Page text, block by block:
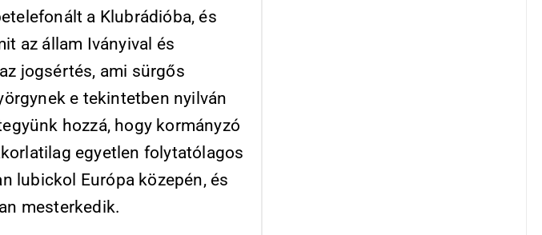
a Klubrádióba, és
az állam Iványival és
jogsértés, ami sürgős
e tekintetben nyilván
hozzá, hogy kormányzó
egyetlen folytatólagos
lubickol Európa közepén, és
mesterkedik.